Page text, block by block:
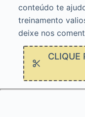
conteúdo te
treinamento
deixe nos
CLIQUE